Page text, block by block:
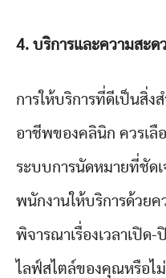
4. บริการและความสะด
การให้บริการที่ดีเป็นสิ่
อาชีพของคลินิก ควรเ
ระบบการนัดหมายที่ชัด
พนักงานให้บริการด้วย
พิจารณาเรื่องเวลาเปิด
ไลฟ์สไตล์ของคุณหรือไ